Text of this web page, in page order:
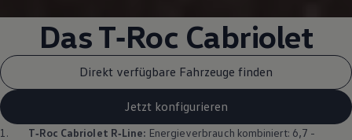
DasT‑Roc Cabriolet
Direkt verfügbare Fahrzeuge finden
Jetzt konfigurieren
1. T‑Roc Cabriolet R‑Line: Energieverbrauch kombiniert: 6,7 -